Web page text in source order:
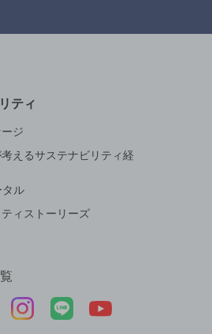
ティ
ジ
えるサステナビリティ経
タル
ィストーリーズ